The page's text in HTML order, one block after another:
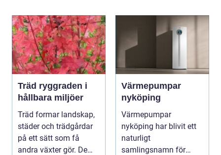
Träd ryggraden i
hållbara miljöer
Träd formar landskap,
städer och trädgårdar
på ett sätt som få
andra växter gör. De
Värmepumpar
nyköping
Värmepumpar
nyköping har blivit ett
naturligt
samlingsnamn för